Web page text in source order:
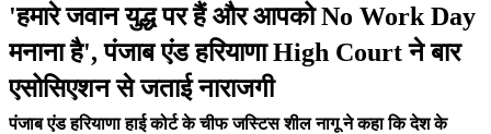
'हमारे जवान युद्ध पर हैं और आपको No Work Day
मनाना है', पंजाब एंड हरियाणा High Court ने बार
एसोसिएशन से जताई नाराजगी
पंजाब एंड हरियाणा हाई कोर्ट के चीफ जस्टिस शील नागू ने कहा कि देश के